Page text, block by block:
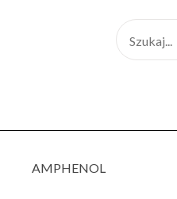
AMPHENOL